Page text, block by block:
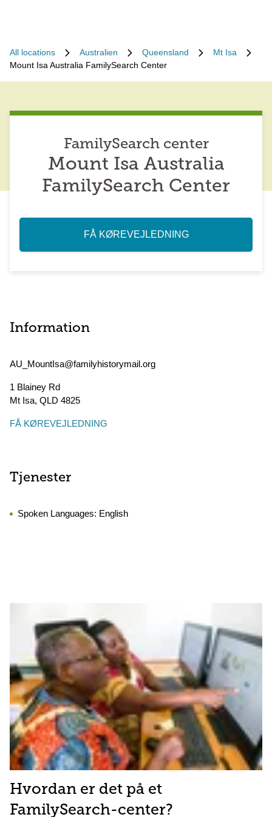
All locations Australien Queensland
Mt Isa
Mount Isa Australia FamilySearch Center
FamilySearch center
Mount Isa Australia
FamilySearch Center
FÅ KØREVEJLEDNING
Information
AU_MountIsa@familyhistorymail.org
1 Blainey Rd
Mt Isa, QLD 4825
FÅ KØREVEJLEDNING
Tjenester
Spoken Languages: English
Hvordan er det på et
FamilySearch-center?